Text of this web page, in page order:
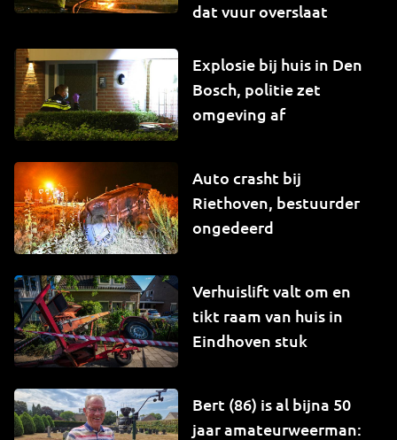
dat vuur overslaat
Explosie bij huis in Den
Bosch, politie zet
omgeving af
Auto crasht bij
Riethoven, bestuurder
ongedeerd
Verhuislift valt om en
tikt raam van huis in
Eindhoven stuk
Bert (86) is al bijna 50
jaar amateurweerman: